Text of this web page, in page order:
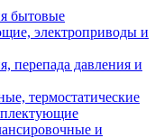
бытовые
электроприводы и
перепада давления и
термостатические
и